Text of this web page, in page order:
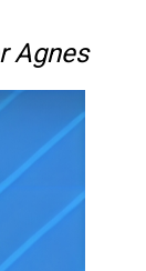
Agnes